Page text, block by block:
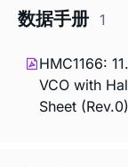
数据手册 1
HMC1166:
VCO with
Sheet (Rev.0)